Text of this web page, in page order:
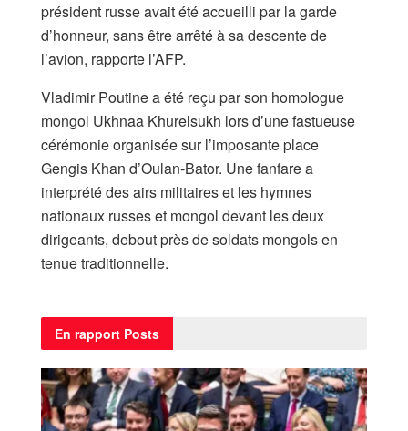
président russe avait été accueilli par la garde
d’honneur, sans être arrêté à sa descente de
l’avion, rapporte l’AFP.
Vladimir Poutine a été reçu par son homologue
mongol Ukhnaa Khurelsukh lors d’une fastueuse
cérémonie organisée sur l’imposante place
Gengis Khan d’Oulan-Bator. Une fanfare a
interprété des airs militaires et les hymnes
nationaux russes et mongol devant les deux
dirigeants, debout près de soldats mongols en
tenue traditionnelle.
En rapport Posts